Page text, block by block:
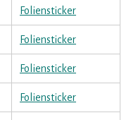
Foliensticker
Foliensticker
Foliensticker
Foliensticker